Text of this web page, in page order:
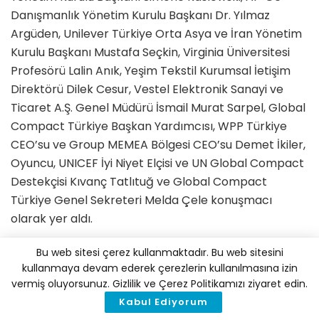
Danışmanlık Yönetim Kurulu Başkanı Dr. Yılmaz
Argüden, Unilever Türkiye Orta Asya ve İran Yönetim
Kurulu Başkanı Mustafa Seçkin, Virginia Üniversitesi
Profesörü Lalin Anık, Yeşim Tekstil Kurumsal İetişim
Direktörü Dilek Cesur, Vestel Elektronik Sanayi ve
Ticaret A.Ş. Genel Müdürü İsmail Murat Sarpel, Global
Compact Türkiye Başkan Yardımcısı, WPP Türkiye
CEO’su ve Group MEMEA Bölgesi CEO’su Demet İkiler,
Oyuncu, UNICEF İyi Niyet Elçisi ve UN Global Compact
Destekçisi Kıvanç Tatlıtuğ ve Global Compact
Türkiye Genel Sekreteri Melda Çele konuşmacı
olarak yer aldı.
Dünyanın iyiliği için böyle olağanüstü bir etkinlikte
bulunabilmek ve ilham almak muhteşem bir
deneyimdi. Zira pandemi günlerinde deneyimlediğimiz
felaket senaryoları yerine yaşamak istediğimiz
Bu web sitesi çerez kullanmaktadır. Bu web sitesini
kullanmaya devam ederek çerezlerin kullanılmasına izin
vermiş oluyorsunuz. Gizlilik ve Çerez Politikamızı ziyaret edin.
Kabul Ediyorum